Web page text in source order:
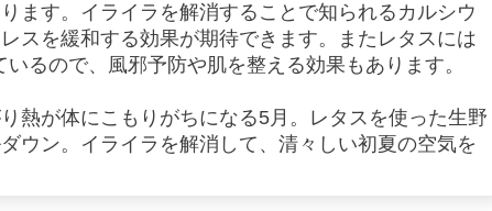
ます。イライラを解消することで知られるカルシウ
スを緩和する効果が期待できます。またレタスには
るので、風邪予防や肌を整える効果もあります。
熱が体にこもりがちになる5月。レタスを使った生野
ウン。イライラを解消して、清々しい初夏の空気を